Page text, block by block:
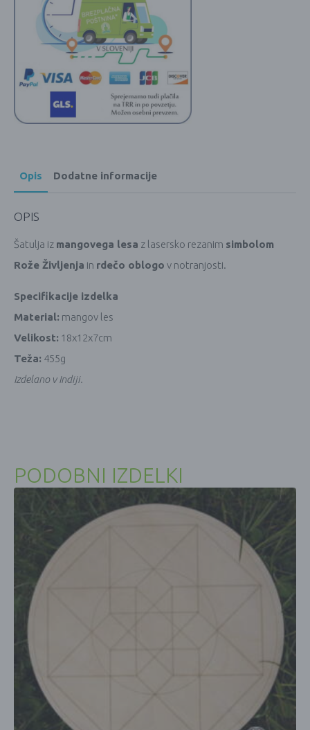
Opis Dodatne informacije
OPIS
Šatulja iz mangovega lesa z lasersko rezanim simbolom
Rože Življenja in rdečo oblogo v notranjosti.
Specifikacije izdelka
Material: mangov les
Velikost: 18x12x7cm
Teža: 455g
Izdelano v Indiji.
PODOBNI IZDELKI